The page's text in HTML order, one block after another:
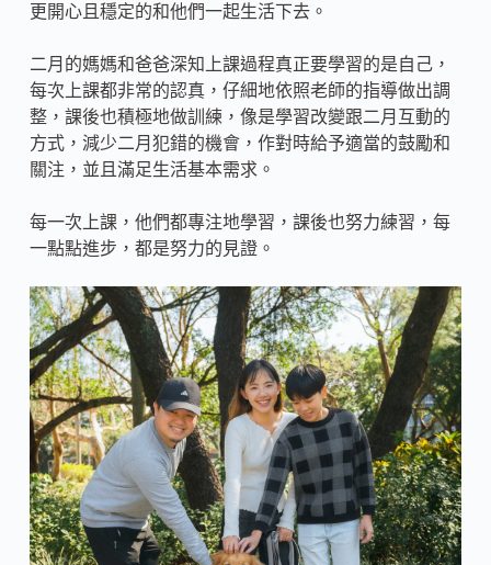
更開心且穩定的和他們一起生活下去。
二月的媽媽和爸爸深知上課過程真正要學習的是自己，
每次上課都非常的認真，仔細地依照老師的指導做出調
整，課後也積極地做訓練，像是學習改變跟二月互動的
方式，減少二月犯錯的機會，作對時給予適當的鼓勵和
關注，並且滿足生活基本需求。
每一次上課，他們都專注地學習，課後也努力練習，每
一點點進步，都是努力的見證。